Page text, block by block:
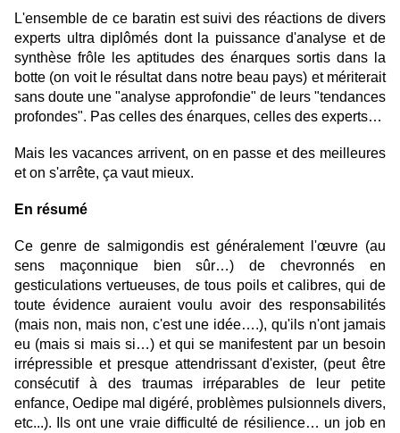
L'ensemble de ce baratin est suivi des réactions de divers
experts ultra diplômés dont la puissance d'analyse et de
synthèse frôle les aptitudes des énarques sortis dans la
botte (on voit le résultat dans notre beau pays) et mériterait
sans doute une "analyse approfondie" de leurs "tendances
profondes". Pas celles des énarques, celles des experts…
Mais les vacances arrivent, on en passe et des meilleures
et on s'arrête, ça vaut mieux.
En résumé
Ce genre de salmigondis est généralement l'œuvre (au
sens maçonnique bien sûr…) de chevronnés en
gesticulations vertueuses, de tous poils et calibres, qui de
toute évidence auraient voulu avoir des responsabilités
(mais non, mais non, c'est une idée….), qu'ils n'ont jamais
eu (mais si mais si…) et qui se manifestent par un besoin
irrépressible et presque attendrissant d'exister, (peut être
consécutif à des traumas irréparables de leur petite
enfance, Oedipe mal digéré, problèmes pulsionnels divers,
etc...). Ils ont une vraie difficulté de résilience… un job en